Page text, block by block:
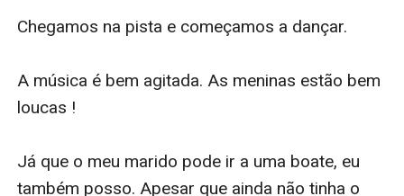
Chegamos na pista e começamos a dançar.
A música é bem agitada. As meninas estão bem
loucas !
Já que o meu marido pode ir a uma boate, eu
também posso. Apesar que ainda não tinha o